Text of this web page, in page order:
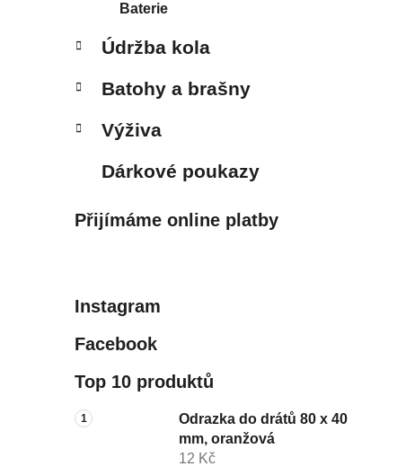
Baterie
Údržba kola
Batohy a brašny
Výživa
Dárkové poukazy
Přijímáme online platby
Instagram
Facebook
Top 10 produktů
Odrazka do drátů 80 x 40
mm, oranžová
12 Kč